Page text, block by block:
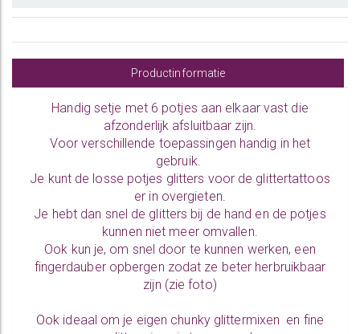
Productinformatie
Handig setje met 6 potjes aan elkaar vast die
afzonderlijk afsluitbaar zijn.
Voor verschillende toepassingen handig in het
gebruik.
Je kunt de losse potjes glitters voor de glittertattoos
er in overgieten.
Je hebt dan snel de glitters bij de hand en de potjes
kunnen niet meer omvallen.
Ook kun je, om snel door te kunnen werken, een
fingerdauber opbergen zodat ze beter herbruikbaar
zijn (zie foto)
Ook ideaal om je eigen chunky glittermixen en fine